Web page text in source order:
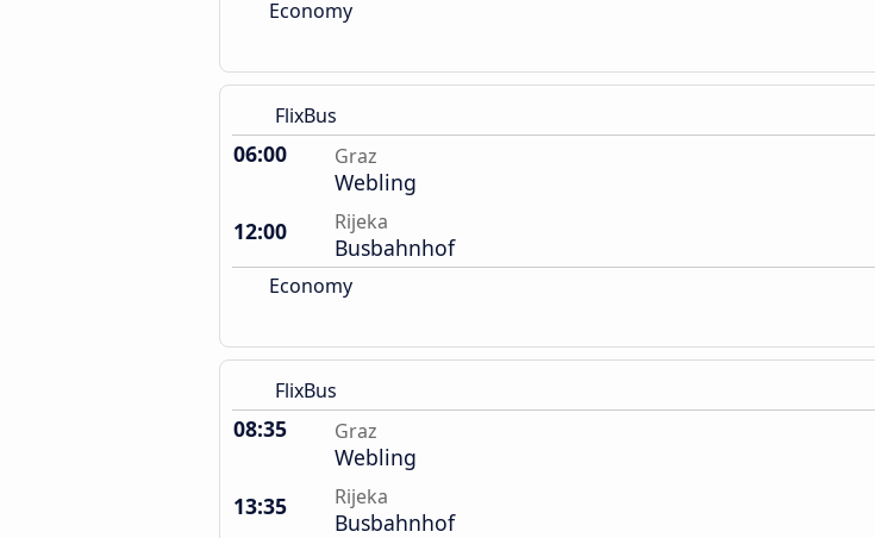
Economy
FlixBus
06:00 Graz
Webling
12:00
Rijeka
Busbahnhof
Economy
FlixBus
08:35 Graz
Webling
13:35
Rijeka
Busbahnhof